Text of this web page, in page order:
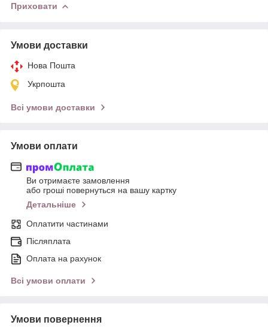
Приховати
Умови доставки
Нова Пошта
Укрпошта
Всі умови доставки
Умови оплати
Ви отримаєте замовлення
або гроші повернуться на вашу картку
Детальніше
Оплатити частинами
Післяплата
Оплата на рахунок
Всі умови оплати
Умови повернення